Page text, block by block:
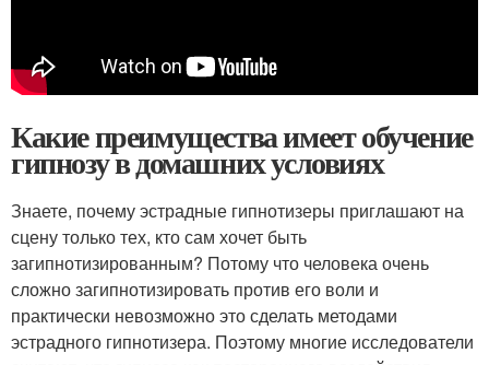
Какие преимущества имеет обучение
гипнозу в домашних условиях
Знаете, почему эстрадные гипнотизеры приглашают на
сцену только тех, кто сам хочет быть
загипнотизированным? Потому что человека очень
сложно загипнотизировать против его воли и
практически невозможно это сделать методами
эстрадного гипнотизера. Поэтому многие исследователи